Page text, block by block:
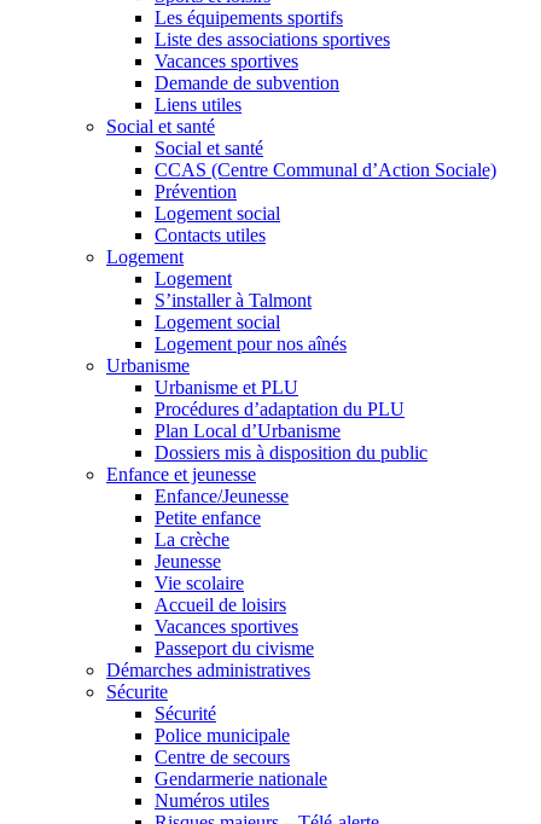
Les équipements sportifs
Liste des associations sportives
Vacances sportives
Demande de subvention
Liens utiles
Social et santé
Social et santé
CCAS (Centre Communal d’Action Sociale)
Prévention
Logement social
Contacts utiles
Logement
Logement
S’installer à Talmont
Logement social
Logement pour nos aînés
Urbanisme
Urbanisme et PLU
Procédures d’adaptation du PLU
Plan Local d’Urbanisme
Dossiers mis à disposition du public
Enfance et jeunesse
Enfance/Jeunesse
Petite enfance
La crèche
Jeunesse
Vie scolaire
Accueil de loisirs
Vacances sportives
Passeport du civisme
Démarches administratives
Sécurite
Sécurité
Police municipale
Centre de secours
Gendarmerie nationale
Numéros utiles